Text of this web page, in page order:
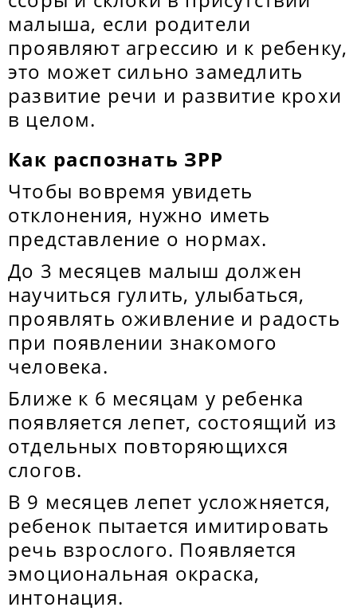
малыша, если родители
проявляют агрессию и к ребенку,
это может сильно замедлить
развитие речи и развитие крохи
в целом.
Как распознать ЗРР
Чтобы вовремя увидеть
отклонения, нужно иметь
представление о нормах.
До 3 месяцев малыш должен
научиться гулить, улыбаться,
проявлять оживление и радость
при появлении знакомого
человека.
Ближе к 6 месяцам у ребенка
появляется лепет, состоящий из
отдельных повторяющихся
слогов.
В 9 месяцев лепет усложняется,
ребенок пытается имитировать
речь взрослого. Появляется
эмоциональная окраска,
интонация.